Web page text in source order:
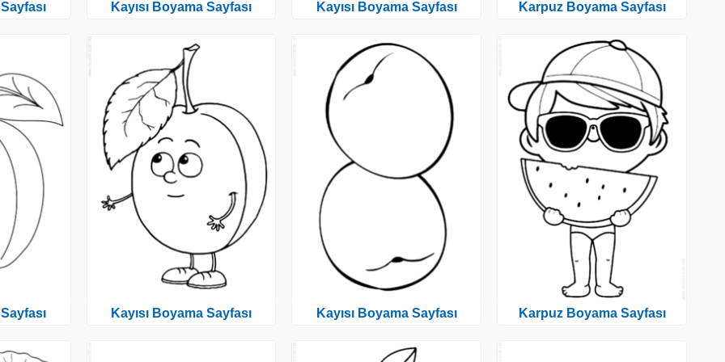
Kayısı Boyama Sayfası
Kayısı Boyama Sayfası
Kayısı Boyama Sayfası
Kayısı Boyama Sayfası
Karpuz Boyama Sayfası
Karpuz Boyama Sayfası